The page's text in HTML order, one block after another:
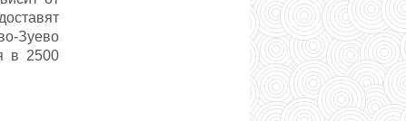
Зуево
в 2500